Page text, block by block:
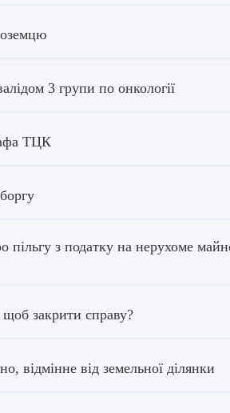
3 групи по онкології
ТЦК
з податку на нерухоме
закрити справу?
відмінне від земельної ділянки